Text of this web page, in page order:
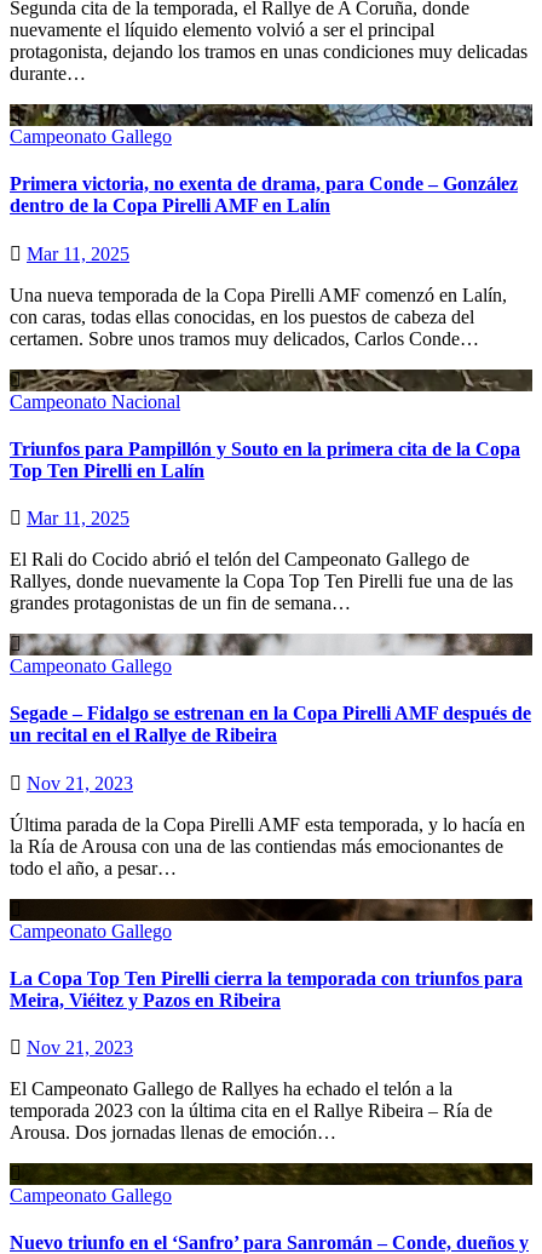
Segunda cita de la temporada, el Rallye de A Coruña, donde
nuevamente el líquido elemento volvió a ser el principal
protagonista, dejando los tramos en unas condiciones muy delicadas
durante…
Campeonato Gallego
Primera victoria, no exenta de drama, para Conde – González
dentro de la Copa Pirelli AMF en Lalín
Mar 11, 2025
Una nueva temporada de la Copa Pirelli AMF comenzó en Lalín,
con caras, todas ellas conocidas, en los puestos de cabeza del
certamen. Sobre unos tramos muy delicados, Carlos Conde…
Campeonato Nacional
Triunfos para Pampillón y Souto en la primera cita de la Copa
Top Ten Pirelli en Lalín
Mar 11, 2025
El Rali do Cocido abrió el telón del Campeonato Gallego de
Rallyes, donde nuevamente la Copa Top Ten Pirelli fue una de las
grandes protagonistas de un fin de semana…
Campeonato Gallego
Segade – Fidalgo se estrenan en la Copa Pirelli AMF después de
un recital en el Rallye de Ribeira
Nov 21, 2023
Última parada de la Copa Pirelli AMF esta temporada, y lo hacía en
la Ría de Arousa con una de las contiendas más emocionantes de
todo el año, a pesar…
Campeonato Gallego
La Copa Top Ten Pirelli cierra la temporada con triunfos para
Meira, Viéitez y Pazos en Ribeira
Nov 21, 2023
El Campeonato Gallego de Rallyes ha echado el telón a la
temporada 2023 con la última cita en el Rallye Ribeira – Ría de
Arousa. Dos jornadas llenas de emoción…
Campeonato Gallego
Nuevo triunfo en el ‘Sanfro’ para Sanromán – Conde, dueños y